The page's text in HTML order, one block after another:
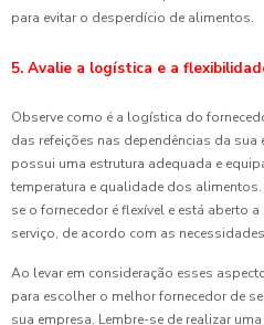
para evitar o desperdício de alimentos.
5. Avalie a logística e a
Observe como é a logística do
das refeições nas dependências da sua
possui uma estrutura adequada e
temperatura e qualidade dos
se o fornecedor é flexível e está aberto
serviço, de acordo com as
Ao levar em consideração esses
para escolher o melhor fornecedor de
sua empresa. Lembre-se de realizar